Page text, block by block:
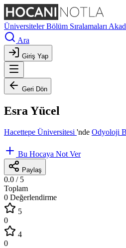
ÜniversitelerBölüm Sıralamaları
Ara
Giriş Yap
Geri Dön
Esra Yücel
Hacettepe Üniversitesi 'nde Odyoloji
Bu Hocaya Not Ver
Paylaş
0.0 / 5
Toplam
0 Değerlendirme
5
0
4
0